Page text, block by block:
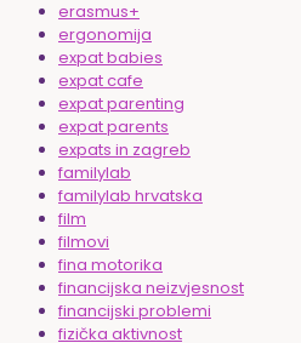
erasmus+
ergonomija
expat babies
expat cafe
expat parenting
expat parents
expats in zagreb
familylab
familylab hrvatska
film
filmovi
fina motorika
financijska neizvjesnost
financijski problemi
fizička aktivnost